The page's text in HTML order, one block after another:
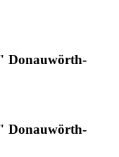
Donauwörth-
Donauwörth-